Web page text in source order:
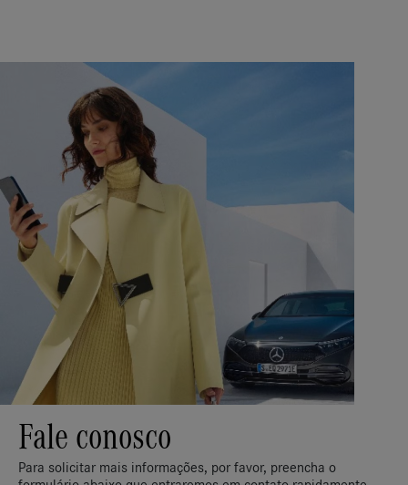
Fale conosco
Para solicitar mais informações, por favor, preencha o